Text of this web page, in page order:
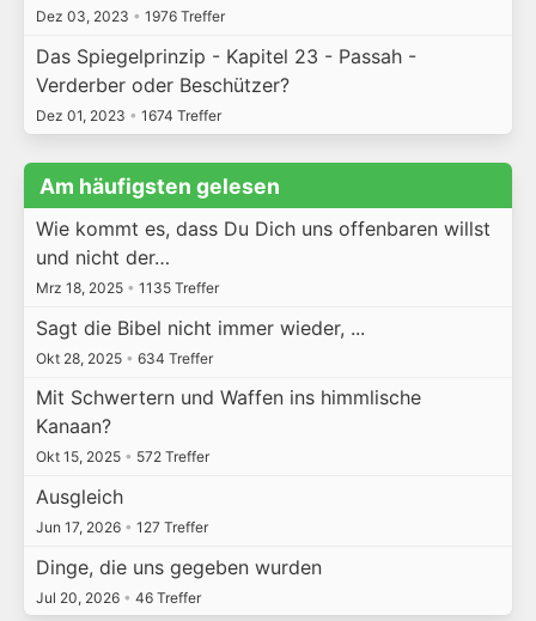
Dez 03, 2023 • 1976 Treffer
Das Spiegelprinzip - Kapitel 23 - Passah -
Verderber oder Beschützer?
Dez 01, 2023 • 1674 Treffer
Am häufigsten gelesen
Wie kommt es, dass Du Dich uns offenbaren willst
und nicht der…
Mrz 18, 2025 • 1135 Treffer
Sagt die Bibel nicht immer wieder, ...
Okt 28, 2025 • 634 Treffer
Mit Schwertern und Waffen ins himmlische
Kanaan?
Okt 15, 2025 • 572 Treffer
Ausgleich
Jun 17, 2026 • 127 Treffer
Dinge, die uns gegeben wurden
Jul 20, 2026 • 46 Treffer